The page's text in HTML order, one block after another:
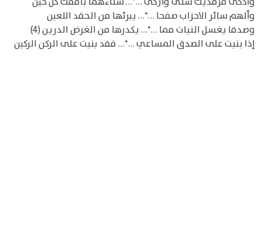
وألهم سائر الاحزاب صفحا …*… يبرئها من الحقد اللعين
وصدقا يغسل النيات مما …*… يكدرها من الغرض الدرين (4)
إذا بنيت على الصدق المساعي …*… فقد بنيت على الركن الركين